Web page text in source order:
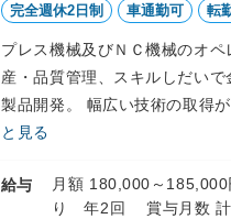
完全週休2日制
車通勤可 転
プレス機械及びＮＣ機械のオペ
産・品質管理、スキルしだいで
製品開発。 幅広い技術の取得が
と見る
給与
月額 180,000～
り 年2回 賞与月数 計